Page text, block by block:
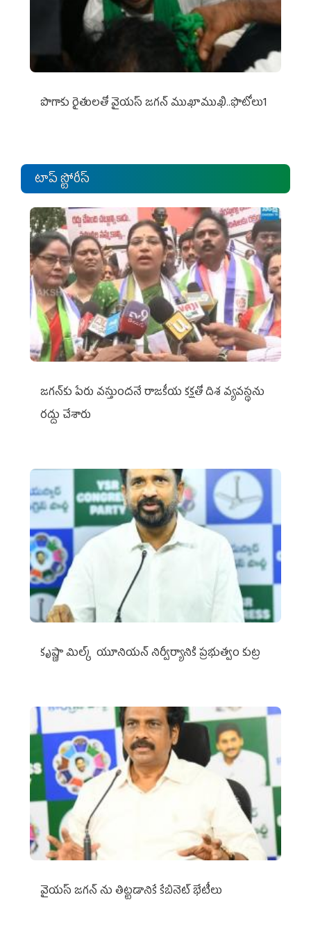
పొగాకు రైతుల‌తో వైయ‌స్ జ‌గ‌న్ ముఖాముఖి..ఫొటోలు1
టాప్ స్టోరీస్
జగన్‌కు పేరు వస్తుందనే రాజకీయ కక్షతో దిశ వ్య‌వ‌స్థ‌ను
రద్దు చేశారు
కృష్ణా మిల్క్‌ యూనియన్‌ నిర్వీర్యానికి ప్రభుత్వం కుట్ర
వైయ‌స్ జగన్‌ ను తిట్టడానికే కేబినెట్‌ భేటీలు